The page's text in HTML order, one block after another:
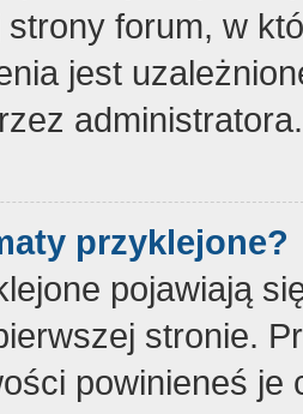
forum, w
jest
administratora.
przyklejone?
pojawiają
stronie.
powinieneś je